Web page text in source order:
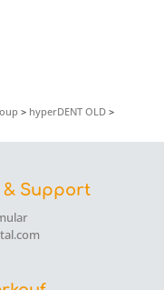
> hyperDENT OLD>
& Support